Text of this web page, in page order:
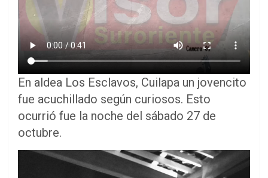
En aldea Los Esclavos, Cuilapa un jovencito
fue acuchillado según curiosos. Esto
ocurrió fue la noche del sábado 27 de
octubre.